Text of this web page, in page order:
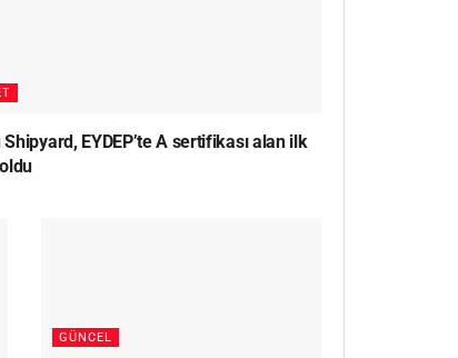
EYDEP’te A sertifikası alan ilk
GÜNCEL